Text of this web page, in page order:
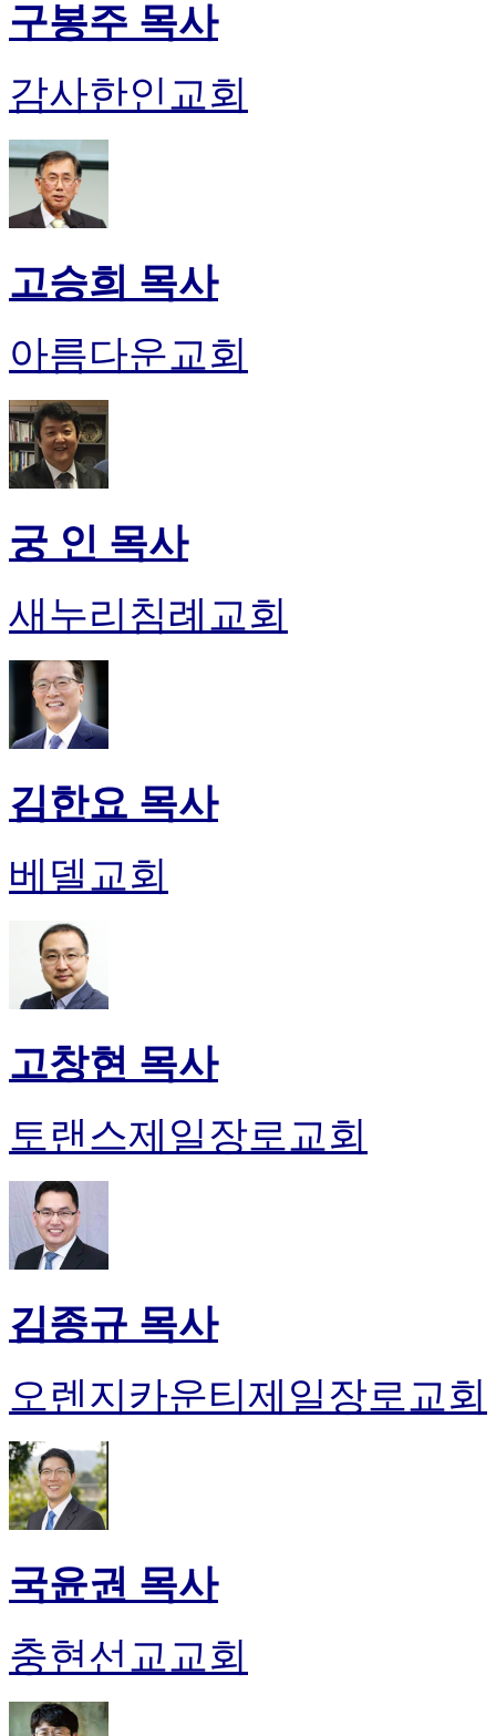
구봉주 목사
감사한인교회
고승희 목사
아름다운교회
궁 인 목사
새누리침례교회
김한요 목사
베델교회
고창현 목사
토랜스제일장로교회
김종규 목사
오렌지카운티제일장로교회
국윤권 목사
충현선교교회